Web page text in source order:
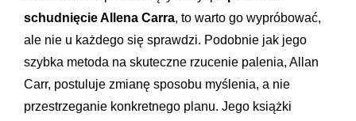
schudnięcie Allena Carra, to warto go wypróbować,
ale nie u każdego się sprawdzi. Podobnie jak jego
szybka metoda na skuteczne rzucenie palenia, Allan
Carr, postuluje zmianę sposobu myślenia, a nie
przestrzeganie konkretnego planu. Jego książki